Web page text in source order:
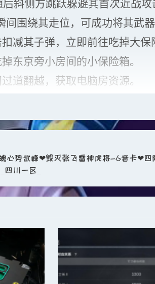
斜侧方跳跃躲避其首次近战攻
间围绕其走位，可成功将其武器
减其子弹，立即前往吃掉大保
东京旁小房间的小保险箱。
道翻越，获取电脑房资源。
医疗类道具，阳台门旁桌上有
监听西楼脚步声：
刀杀面前盾兵后前往工地。
跳过盾兵直接前往工地规避风
）
资后前往军营查看是否有剩余物
决定撤离方式：
心势武峰❤毁灭张飞雷神虎将-6音卡❤
川一区_